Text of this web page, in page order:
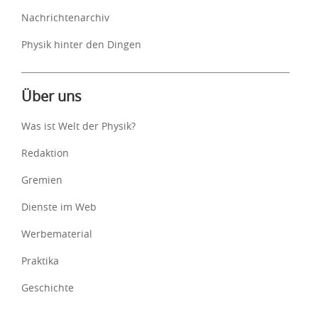
Nachrichtenarchiv
Physik hinter den Dingen
Über uns
Was ist Welt der Physik?
Redaktion
Gremien
Dienste im Web
Werbematerial
Praktika
Geschichte